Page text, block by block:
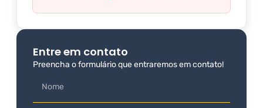
Entre em contato
Preencha o formulário que entraremos em contato!